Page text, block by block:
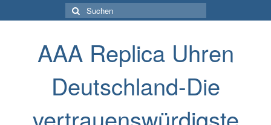
Suche
nach:
AAA Replica Uhren
Deutschland-Die